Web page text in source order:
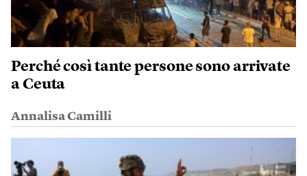
Perché così tante persone sono arrivate
a Ceuta
Annalisa Camilli